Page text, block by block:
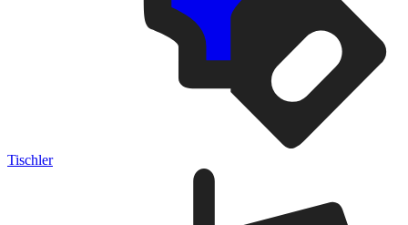
Tischler